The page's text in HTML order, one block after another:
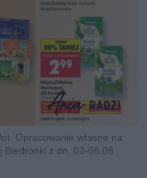
Opracowanie własne na
Biedronki z dn. 03-08.08